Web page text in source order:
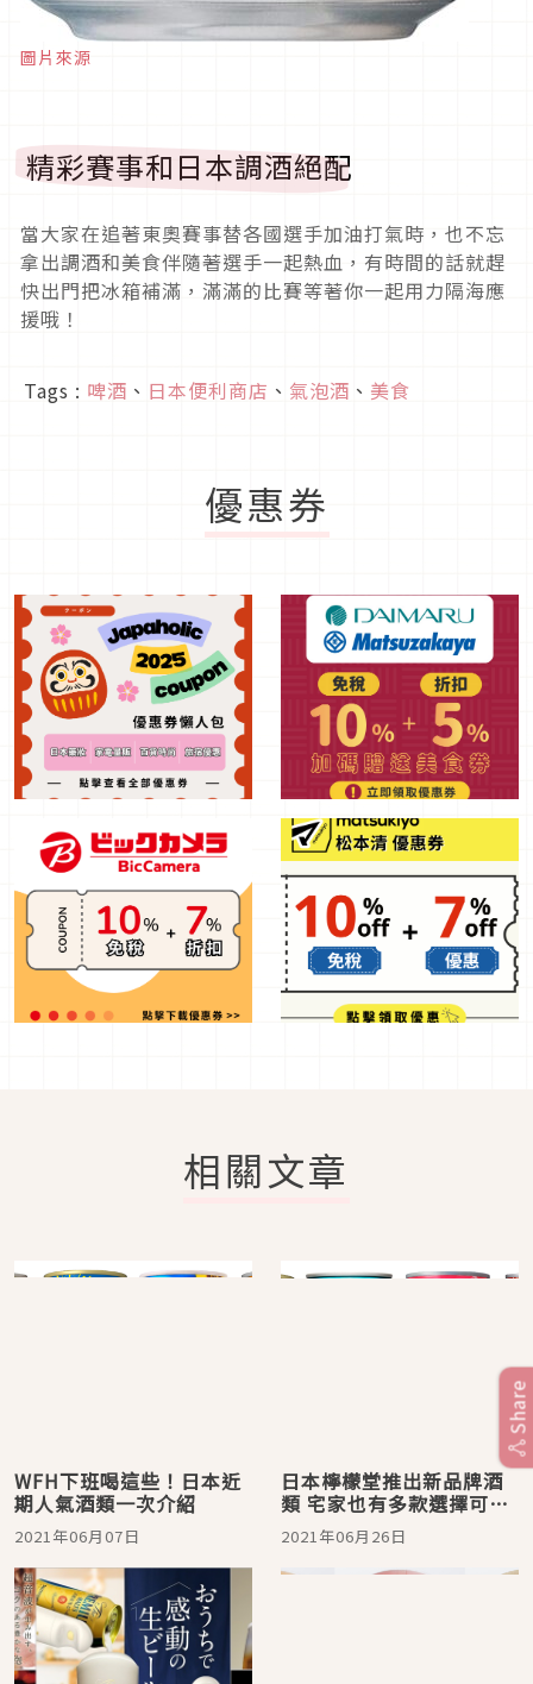
圖片來源
精彩賽事和日本調酒絕配
當大家在追著東奧賽事替各國選手加油打氣時，也不忘
拿出調酒和美食伴隨著選手一起熱血，有時間的話就趕
快出門把冰箱補滿，滿滿的比賽等著你一起用力隔海應
援哦！
Tags : 啤酒 、 日本便利商店 、 氣泡酒 、 美食
優惠券
相關文章
WFH下班喝這些！日本近
期人氣酒類一次介紹
2021年06月07日
日本檸檬堂推出新品牌酒
類 宅家也有多款選擇可以
買！
2021年06月26日
Share